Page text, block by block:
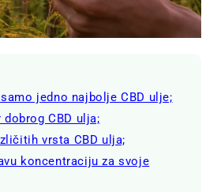
jedno najbolje CBD ulje;
CBD ulja;
vrsta CBD ulja;
koncentraciju za svoje